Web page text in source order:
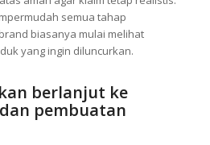
semua tahap
biasanya mulai melihat
yang ingin diluncurkan.
berlanjut ke
pembuatan